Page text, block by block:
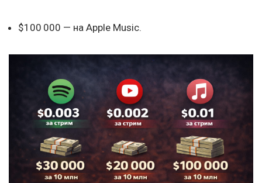
$100 000 — на Apple Music.